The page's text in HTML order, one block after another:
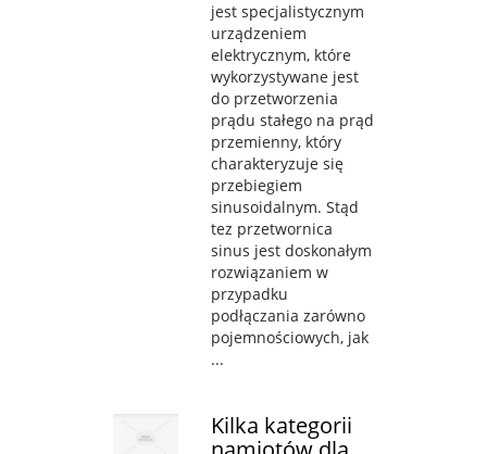
jest specjalistycznym
urządzeniem
elektrycznym, które
wykorzystywane jest
do przetworzenia
prądu stałego na prąd
przemienny, który
charakteryzuje się
przebiegiem
sinusoidalnym. Stąd
tez przetwornica
sinus jest doskonałym
rozwiązaniem w
przypadku
podłączania zarówno
pojemnościowych, jak
...
Kilka kategorii